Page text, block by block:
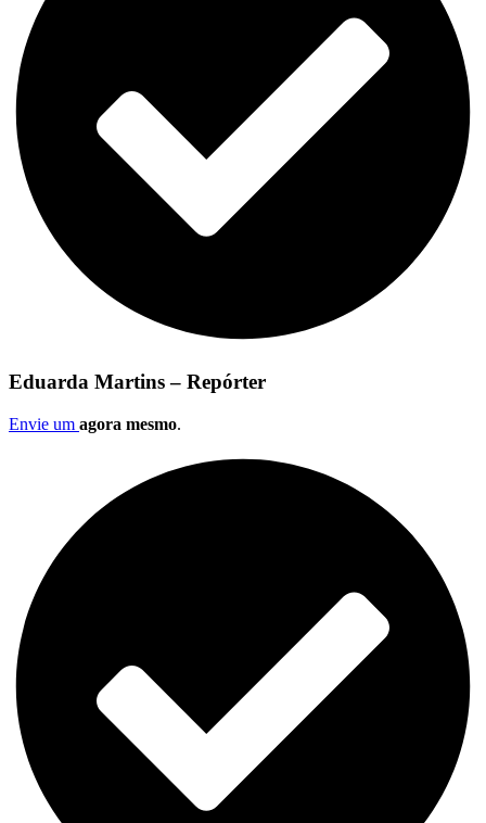
Eduarda Martins – Repórter
Envie um agora mesmo.